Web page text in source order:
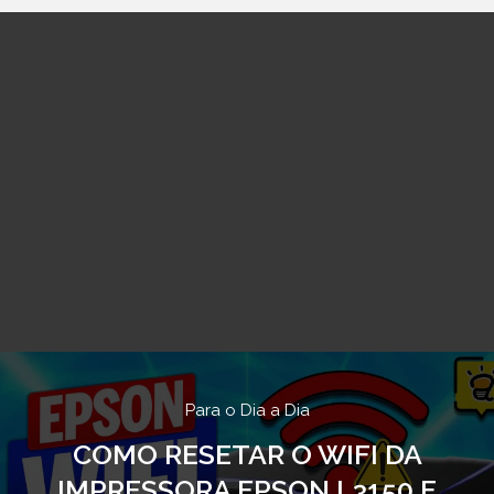
Para o Dia a Dia
COMO RESETAR O WIFI DA